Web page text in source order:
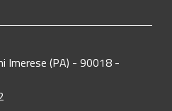
Imerese (PA) - 90018 -